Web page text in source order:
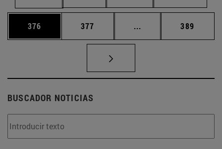
Página
376 Página
377 ... Páginas intermedias
Página
389
BUSCADOR NOTICIAS